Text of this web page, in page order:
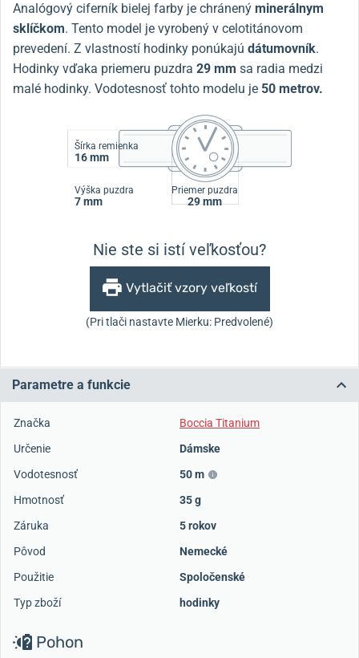
Analógový ciferník bielej farby je chránený minerálnym
sklíčkom. Tento model je vyrobený v celotitánovom
prevedení. Z vlastností hodinky ponúkajú dátumovník.
Hodinky vďaka priemeru puzdra 29 mm sa radia medzi
malé hodinky. Vodotesnosť tohto modelu je 50 metrov.
Šírka remienka
16 mm
Výška puzdra
7 mm
Priemer puzdra
29 mm
Nie ste si istí veľkosťou?
Vytlačiť vzory veľkostí
(Pri tlači nastavte Mierku: Predvolené)
Parametre a funkcie
Značka
Boccia Titanium
Určenie
Dámske
Vodotesnosť
50 m
Hmotnosť
35 g
Záruka
5 rokov
Pôvod
Nemecké
Použitie
Spoločenské
Typ zboží
hodinky
Pohon